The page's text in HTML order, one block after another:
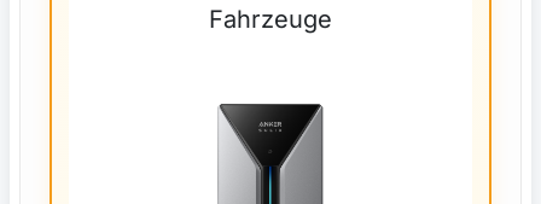
Fahrzeuge